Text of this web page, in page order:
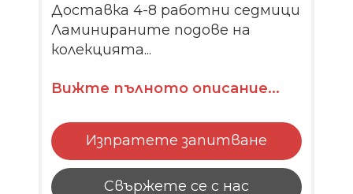
Доставка 4-8 работни седмици
Ламинираните подове на
колекцията...
Вижте пълното описание...
Изпратете запитване
Свържете се с нас